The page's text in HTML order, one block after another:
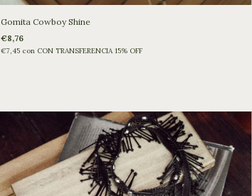
Gomita Cowboy Shine
€8,76
€7,45 con CON TRANSFERENCIA 15% OFF